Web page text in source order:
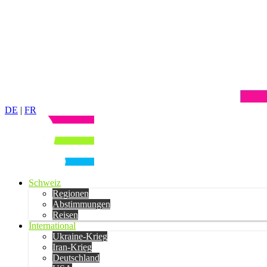
DE | FR
Schweiz
Regionen
Abstimmungen
Reisen
International
Ukraine-Krieg
Iran-Krieg
Deutschland